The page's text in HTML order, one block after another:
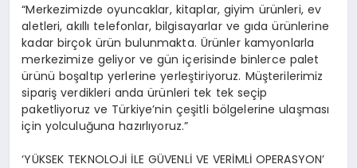
“Merkezimizde oyuncaklar, kitaplar, giyim ürünleri, ev
aletleri, akıllı telefonlar, bilgisayarlar ve gıda ürünlerine
kadar birçok ürün bulunmakta. Ürünler kamyonlarla
merkezimize geliyor ve gün içerisinde binlerce palet
ürünü boşaltıp yerlerine yerleştiriyoruz. Müşterilerimiz
sipariş verdikleri anda ürünleri tek tek seçip
paketliyoruz ve Türkiye’nin çeşitli bölgelerine ulaşması
için yolculuğuna hazırlıyoruz.”
‘YÜKSEK TEKNOLOJİ İLE GÜVENLİ VE VERİMLİ OPERASYON’